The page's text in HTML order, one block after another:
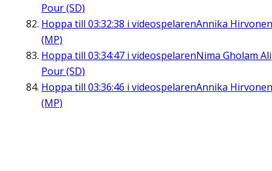
Pour (SD)
Hoppa till 03:32:38 i videospelarenAnnika Hirvonen
(MP)
Hoppa till 03:34:47 i videospelarenNima Gholam Ali
Pour (SD)
Hoppa till 03:36:46 i videospelarenAnnika Hirvonen
(MP)